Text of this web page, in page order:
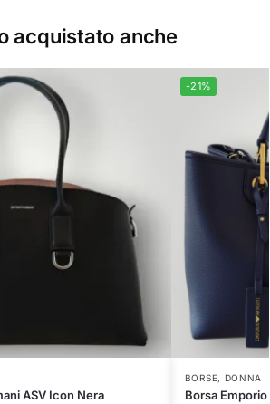
acquistato anche
ASV Icon Nera
-21%
BORSE, DONNA
Borsa